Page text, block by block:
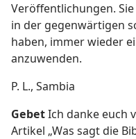
Veröffentlichungen.
in der gegenwärtigen
haben, immer wieder
anzuwenden.
P. L., Sambia
GebetIch danke euch
Artikel „Was sagt die